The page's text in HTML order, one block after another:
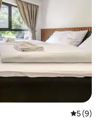
平均评分
5 (9)